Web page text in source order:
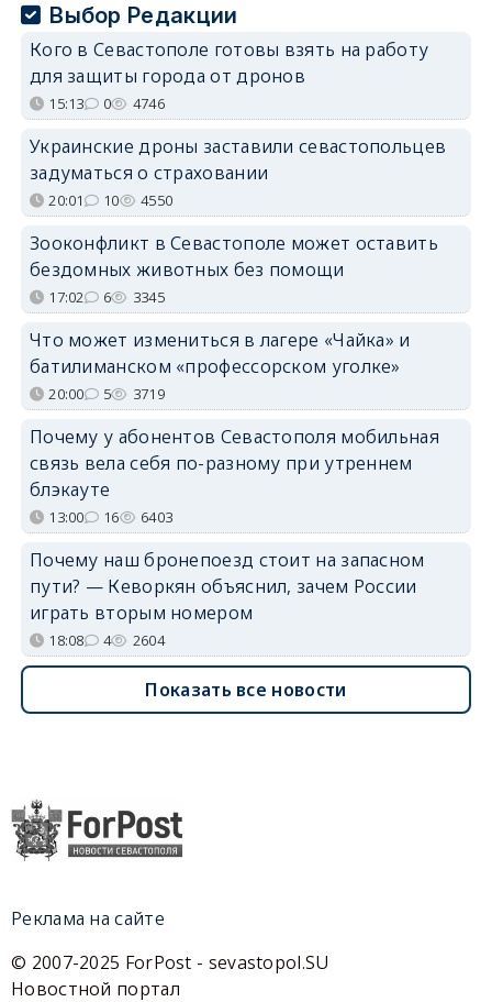
Выбор Редакции
Кого в Севастополе готовы взять на работу
для защиты города от дронов
15:13 0 4746
Украинские дроны заставили севастопольцев
задуматься о страховании
20:01 10 4550
Зооконфликт в Севастополе может оставить
бездомных животных без помощи
17:02 6 3345
Что может измениться в лагере «Чайка» и
батилиманском «профессорском уголке»
20:00 5 3719
Почему у абонентов Севастополя мобильная
связь вела себя по-разному при утреннем
блэкауте
13:00 16 6403
Почему наш бронепоезд стоит на запасном
пути? — Кеворкян объяснил, зачем России
играть вторым номером
18:08 4 2604
Показать все новости
Реклама на сайте
© 2007-2025 ForPost - sevastopol.SU
Новостной портал